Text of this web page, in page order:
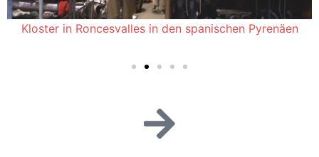
Kloster in Roncesvalles in den spanischen Pyrenäen